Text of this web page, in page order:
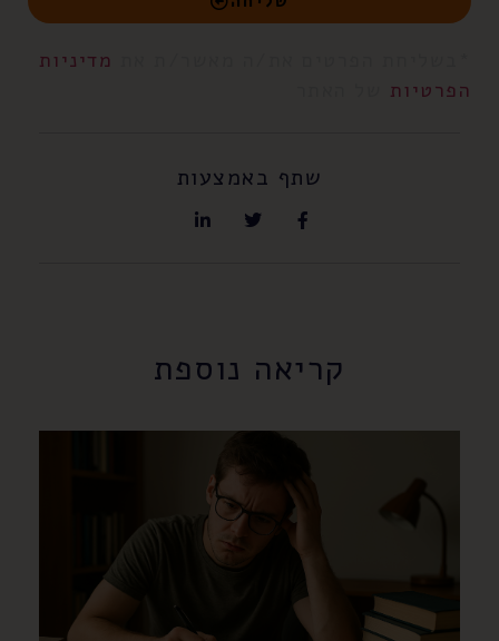
מדיניות
הפרטיות
שתף באמצעות
קריאה נוספת